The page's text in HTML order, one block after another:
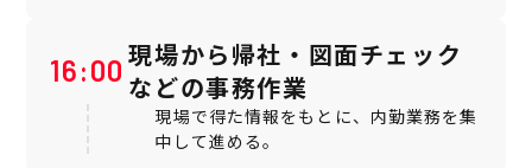
16:00 現場から帰社・図面チェック
などの事務作業
現場で得た情報をもとに、内勤業務を集
中して進める。